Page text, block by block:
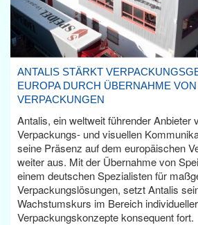
ANTALIS STÄRKT
EUROPA DURCH ÜBERNAHME
VERPACKUNGEN
Antalis, ein weltweit führender Anbieter
Verpackungs- und visuellen
seine Präsenz auf dem europäischen
weiter aus. Mit der Übernahme von
einem deutschen Spezialisten für
Verpackungslösungen, setzt Antalis
Wachstumskurs im Bereich individueller
Verpackungskonzepte konsequent fort.